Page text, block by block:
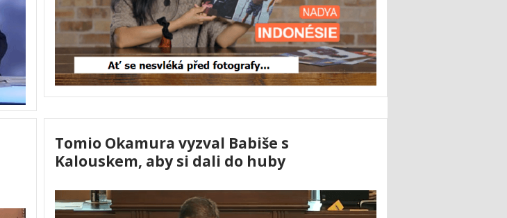
Tomio Okamura vyzval Babiše s
Kalouskem, aby si dali do huby